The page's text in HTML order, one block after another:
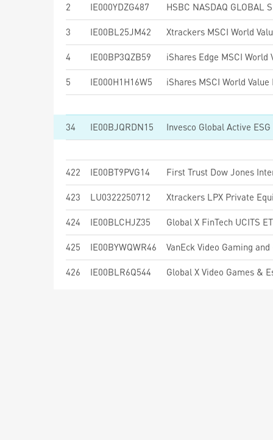
2 IE000YDZG487
3 IE00BL25JM42 Xtrackers MSCI World
4 IE00BP3QZB59
5 IE000H1H16W5
34 IE00BJQRDN15 Invesco Global Active
422 IE00BT9PVG14
423 LU0322250712 Xtrackers LPX Private
424 IE00BLCHJZ35 Global X FinTech UCITS
425 IE00BYWQWR46 VanEck Video Gaming
426 IE00BLR6Q544 Global X Video Games &